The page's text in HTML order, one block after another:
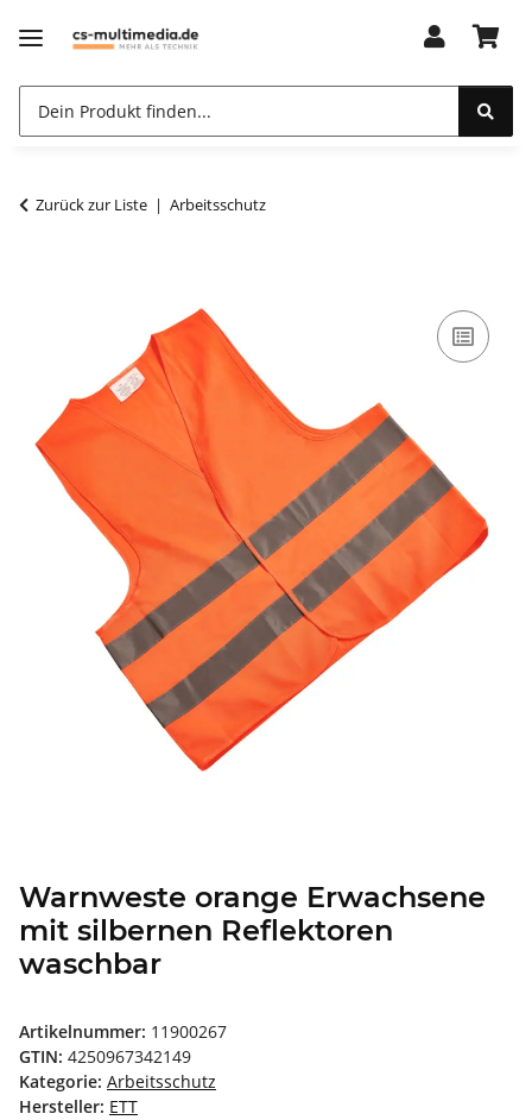
Zurück zur Liste Arbeitsschutz
Warnweste orange Erwachsene
mit silbernen Reflektoren
waschbar
Artikelnummer: 11900267
GTIN: 4250967342149
Kategorie: Arbeitsschutz
Hersteller: ETT